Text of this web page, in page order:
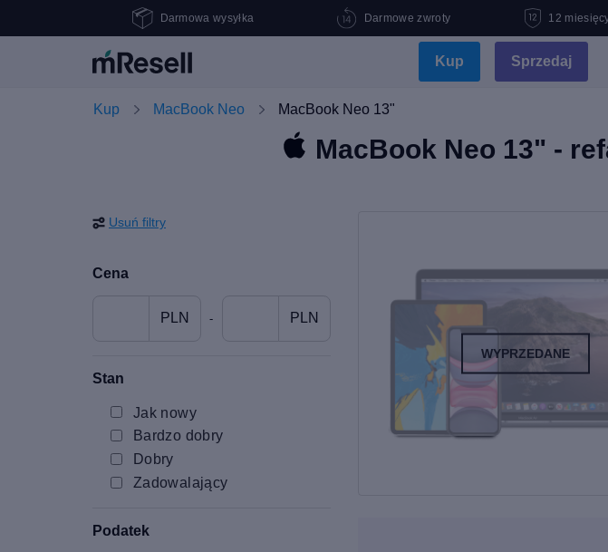
Darmowa wysyłka Darmowe zwroty 12
Kup Sprzedaj
Kup MacBook Neo MacBook Neo 13"
MacBook Neo 13" -
Usuń filtry
Cena
PLN - PLN
Stan
Jak nowy
Bardzo dobry
Dobry
Zadowalający
Podatek
WYPRZEDANE